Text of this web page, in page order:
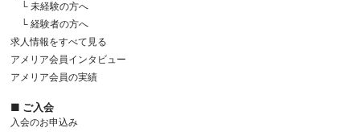
└ 未経験の方へ
└ 経験者の方へ
求人情報をすべて見る
アメリア会員インタビュー
アメリア会員の実績
■ ご入会
入会のお申込み